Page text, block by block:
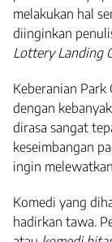
melakukan hal
diinginkan
Lottery Landing
Keberanian
dengan
dirasa sangat
keseimbangan
ingin
Komedi yang
hadirkan tawa.